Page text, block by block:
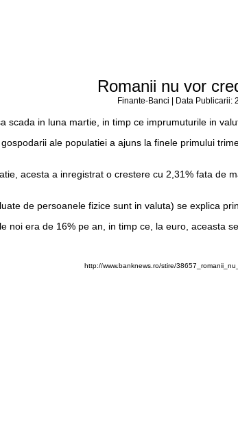
Romanii nu vor
Finante-Banci | Data Publicarii:
in luna martie, in timp ce imprumuturile in
ale populatiei a ajuns la finele primului
acesta a inregistrat o crestere cu 2,31% fata
de persoanele fizice sunt in valuta) se explica
noi era de 16% pe an, in timp ce, la euro, aceasta
http://www.banknews.ro/stire/